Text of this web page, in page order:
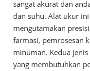
sangat akurat dan
dan suhu. Alat ukur
mengutamakan
farmasi, pemrosesan
minuman. Kedua
yang membutuhkan